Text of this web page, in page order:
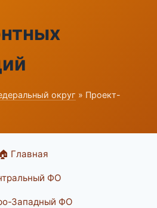
округ » Проект-
🏠 Главная
ФО
Западный ФО